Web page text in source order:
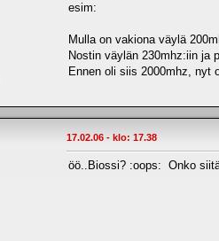
esim:
Mulla on vakiona väylä
Nostin väylän 230mhz:iin ja
Ennen oli siis 2000mhz, nyt
17.02.06 - klo: 17.38
öö..Biossi? :oops: Onko